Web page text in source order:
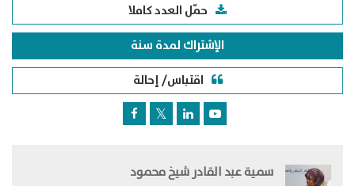
حمّل العدد كاملا
الإشتراك لمدة سنة
اقتباس/ إحالة
سمية عبد القادر شيخ محمود